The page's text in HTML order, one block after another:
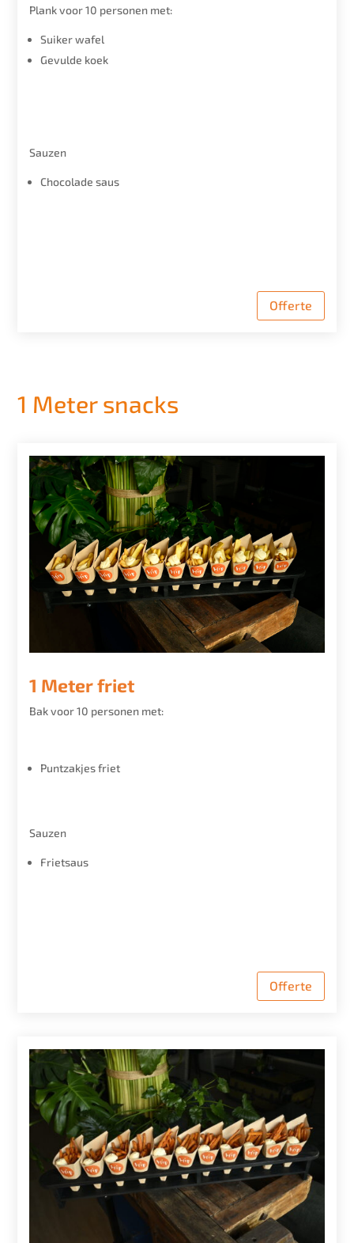
Plank voor 10 personen met:
Suiker wafel
Gevulde koek
Sauzen
Chocolade saus
Offerte
1 Meter snacks
1 Meter friet
Bak voor 10 personen met:
Puntzakjes friet
Sauzen
Frietsaus
Offerte